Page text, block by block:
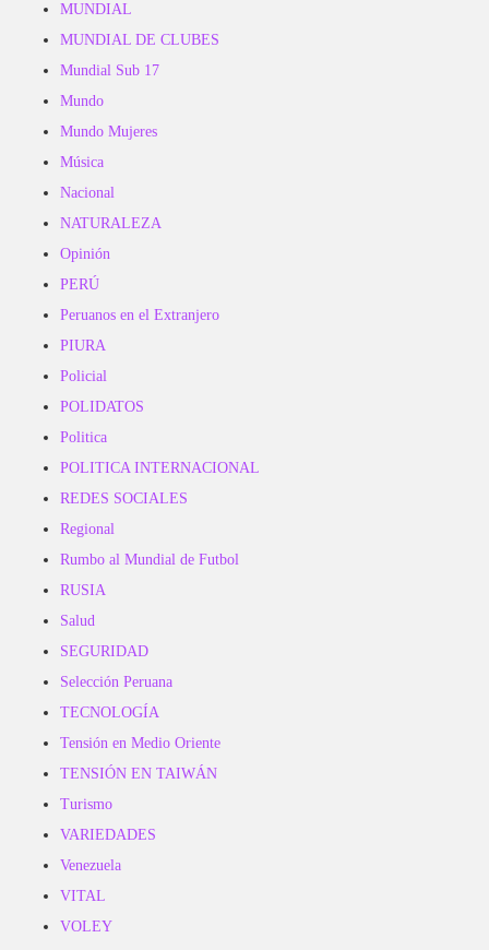
MUNDIAL
MUNDIAL DE CLUBES
Mundial Sub 17
Mundo
Mundo Mujeres
Música
Nacional
NATURALEZA
Opinión
PERÚ
Peruanos en el Extranjero
PIURA
Policial
POLIDATOS
Politica
POLITICA INTERNACIONAL
REDES SOCIALES
Regional
Rumbo al Mundial de Futbol
RUSIA
Salud
SEGURIDAD
Selección Peruana
TECNOLOGÍA
Tensión en Medio Oriente
TENSIÓN EN TAIWÁN
Turismo
VARIEDADES
Venezuela
VITAL
VOLEY